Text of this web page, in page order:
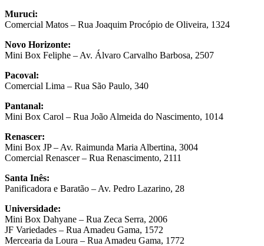
Muruci:
Comercial Matos – Rua Joaquim Procópio de Oliveira, 1324
Novo Horizonte:
Mini Box Feliphe – Av. Álvaro Carvalho Barbosa, 2507
Pacoval:
Comercial Lima – Rua São Paulo, 340
Pantanal:
Mini Box Carol – Rua João Almeida do Nascimento, 1014
Renascer:
Mini Box JP – Av. Raimunda Maria Albertina, 3004
Comercial Renascer – Rua Renascimento, 2111
Santa Inês:
Panificadora e Baratão – Av. Pedro Lazarino, 28
Universidade:
Mini Box Dahyane – Rua Zeca Serra, 2006
JF Variedades – Rua Amadeu Gama, 1572
Mercearia da Loura – Rua Amadeu Gama, 1772